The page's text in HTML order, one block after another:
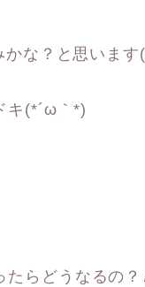
かな？と思いま
キ(*´ω｀*)
らどうなるの